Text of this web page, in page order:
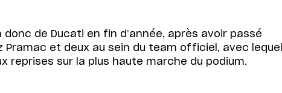
donc de Ducati en fin d’année, après avoir passé
Pramac et deux au sein du team officiel, avec lequel
reprises sur la plus haute marche du podium.